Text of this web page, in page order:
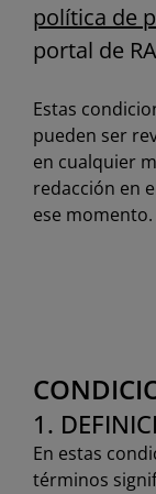
política de
portal de
Estas
pueden ser
en cualquier
redacción en
ese momento.
1.
En estas
términos